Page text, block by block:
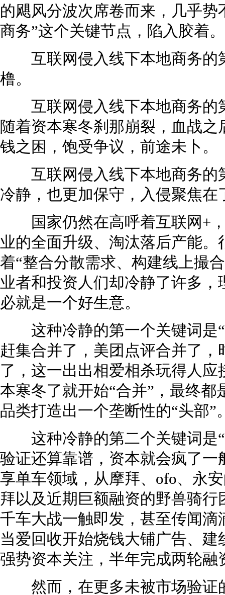
的飓风分波次席卷而来，几乎
商务”这个关键节点，陷入胶着。
互联网侵入线下本地商务的
橹。
互联网侵入线下本地商务的
随着资本寒冬刹那崩裂，血战
钱之困，饱受争议，前途未卜。
互联网侵入线下本地商务的
冷静，也更加保守，入侵聚焦
国家仍然在高呼着互联网+，
业的全面升级、淘汰落后产能
着“整合分散需求、构建线上撮
业者和投资人们却冷静了许多
必就是一个好生意。
这种冷静的第一个关键词是“
赶集合并了，美团点评合并了
了，这一出出相爱相杀玩得人
本寒冬了就开始“合并”，最终
品类打造出一个垄断性的“头部”
这种冷静的第二个关键词是“
验证还算靠谱，资本就会疯了
享单车领域，从摩拜、ofo、永
拜以及近期巨额融资的野兽骑
千车大战一触即发，甚至传闻
当爱回收开始烧钱大铺广告、
强势资本关注，半年完成两轮
然而，在更多未被市场验证